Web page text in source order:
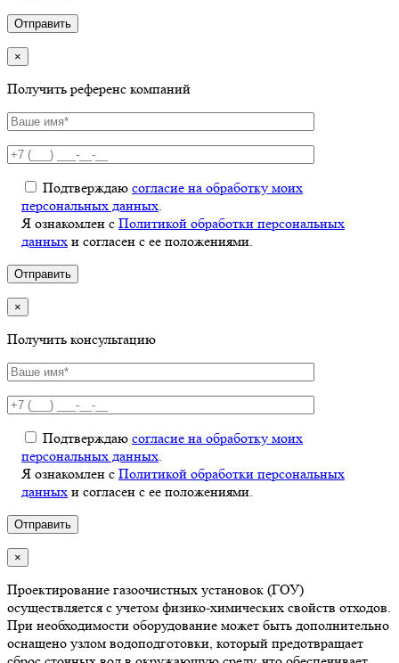
×
Получить референс компаний
Подтверждаю согласие на обработку моих
персональных данных
Я ознакомлен с Политикой обработки персональных
данных и согласен с ее положениями.
×
Получить консультацию
Подтверждаю согласие на обработку моих
персональных данных
Я ознакомлен с Политикой обработки персональных
данных и согласен с ее положениями.
×
Проектирование газоочистных установок (ГОУ)
осуществляется с учетом физико-химических свойств отходов.
При необходимости оборудование может быть дополнительно
оснащено узлом водоподготовки, который предотвращает